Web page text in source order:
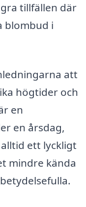
tillfällen där
blombud i
att
högtider och
en
en årsdag,
ett lyckligt
mindre kända